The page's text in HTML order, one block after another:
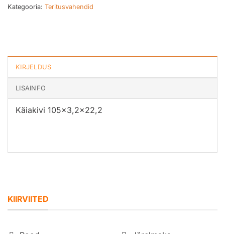
Kategooria: Teritusvahendid
KIRJELDUS
LISAINFO
Käiakivi 105×3,2×22,2
KIIRVIITED